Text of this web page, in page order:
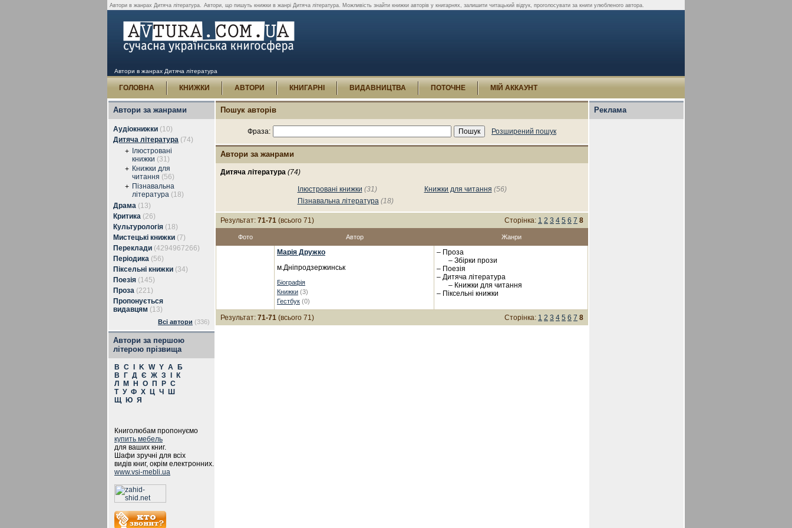
Автори в жанрах Дитяча література. Автори, що пишуть книжки в жанрі Дитяча література. Можливість знайти книжки авторів у книгарнях, залишити читацький відгук, проголосувати за книги улюбленого автора.
Автори в жанрах Дитяча література
ГОЛОВНА КНИЖКИ АВТОРИ КНИГАРНІ ВИДАВНИЦТВА ПОТОЧНЕ МІЙ АККАУНТ
Автори за жанрами
Аудіокнижки (10)
Дитяча література (74)
+ Ілюстровані
книжки (31)
+ Книжки для
читання (56)
+ Пізнавальна
література (18)
Драма (13)
Критика (26)
Культурологія (18)
Мистецькі книжки (7)
Переклади (4294967266)
Періодика (56)
Піксельні книжки (34)
Поезія (145)
Проза (221)
Пропонується
видавцям (13)
Всі автори (336)
Автори за першою
літерою прізвища
B C K W Y А
Б
В
Г Д Є Ж З
К
Л
М Н О П Р С
Т У Ф Х Ц Ч
Ш
Щ
Ю Я
Книголюбам пропонуємо
купить мебель
для ваших книг.
Шафи зручні для всіх
видів книг, окрім електронних.
www.vsi-mebli.ua
Пошук авторів
Фраза: Розширений пошук
Автори за жанрами
Дитяча література (74)
Ілюстровані книжки (31) Книжки для читання (56)
Пізнавальна література (18)
Результат: 71-71 (всього 71) Сторінка: 1 2 3 4 5 6 7 8
Фото Автор Жанри
Марія Дружко
м.Дніпродзержинськ
Біографія
Книжки (3)
Гестбук (0)
– Проза
– Збірки прози
– Поезія
– Дитяча література
– Книжки для читання
– Піксельні книжки
Результат: 71-71 (всього 71) Сторінка: 1 2 3 4 5 6 7 8
Реклама